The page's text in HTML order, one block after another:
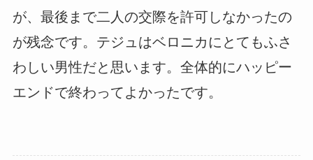
が、最後まで二人の交際を許可しなかったの
が残念です。テジュはベロニカにとてもふさ
わしい男性だと思います。全体的にハッピー
エンドで終わってよかったです。